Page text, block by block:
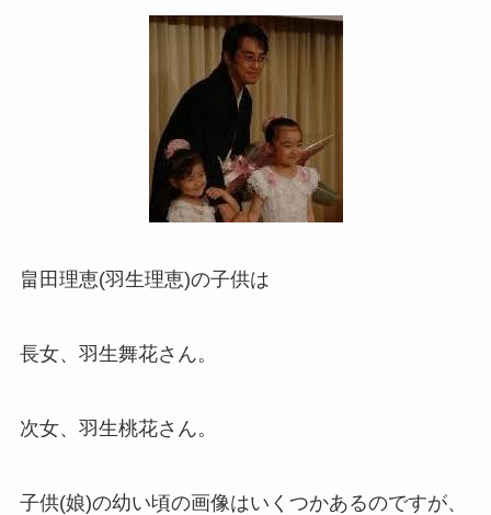
畠田理恵(羽生理恵)の子供は
長女、羽生舞花さん。
次女、羽生桃花さん。
子供(娘)の幼い頃の画像はいくつかあるのですが、